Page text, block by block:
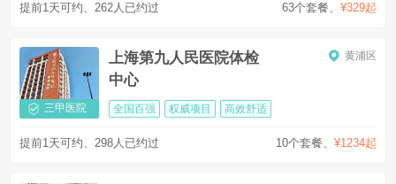
63个套餐、 ¥329起
提前1天可约、262人已约过
三甲医院
上海第九人民医院体检
中心
黄浦区
全国百强 权威项目 高效舒适
10个套餐、 ¥1234起
提前1天可约、298人已约过